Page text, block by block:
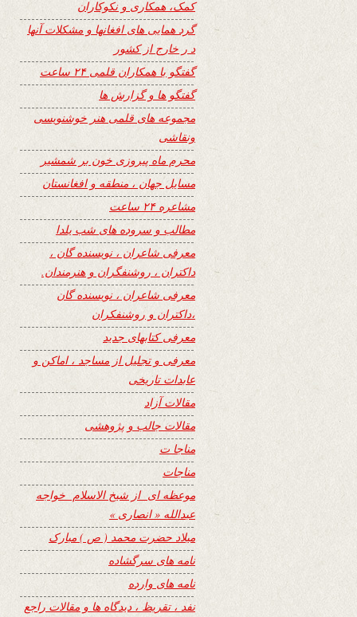
کمک، همکاری و نکوکاران
گرد همایی های افغانها و مشکلات آنها
د ر خارج از کشور
گفتگو با همکاران قلمی ۲۴ ساعت
گفتگو ها و گزارش ها
مجموعه های قلمی هنر خوشنویسی
ونقاشی
محرم ماه پیروزی خون بر شمشیر
مسایل جهان ، منطقه و افغانستان
مشاعره ۲۴ ساعت
مطالب و سروده های شب یلدا
معرفی شاعران ، نویسنده گان ،
داکتران ، روشنفگران و هنرمندان.
معرفی شاعران ، نویسنده گان
،داکتران و روشنفکران
معرفی کتابهای جدید
معرفی و تجلیل از مساجد ، اماکن و
عابدات تاریخی
مقالات آزاد
مقالات جالب و پژوهشی
مناجا ت
مناجات
موعظه ای از شیخ الاسلام خواجه
عبدالله « انصاری »
میلاد حضرت محمد ( ص ) مبارک
نامه های سرگشاده
نامه های وارده
نفد ، تقریظ ، دیدگاه ها و مقالات راجع